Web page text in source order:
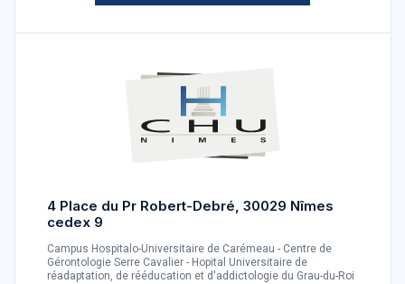
4 Place du Pr Robert-Debré, 30029 Nîmes
cedex 9
Campus Hospitalo-Universitaire de Carémeau - Centre de
Gérontologie Serre Cavalier - Hopital Universitaire de
réadaptation, de rééducation et d'addictologie du Grau-du-Roi